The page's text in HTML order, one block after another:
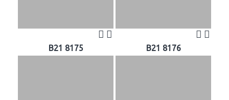
B21 8175 B21 8176